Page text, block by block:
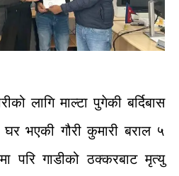
लागि माल्टा पुगेकी बर्दिबास
घर भएकी गौरी कुमारी बराल ५
परि गाडीको ठक्करबाट मृत्यु